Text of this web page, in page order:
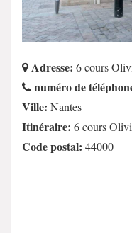
Adresse: 6 cours
numéro de
Ville: Nantes
Itinéraire: 6 cours
Code postal: 44000